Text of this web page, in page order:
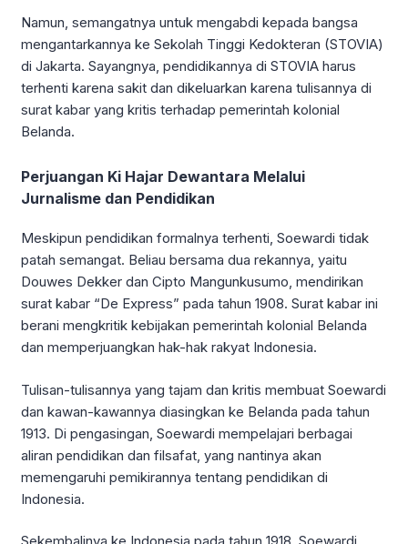
Namun, semangatnya untuk mengabdi kepada bangsa
mengantarkannya ke Sekolah Tinggi Kedokteran (STOVIA)
di Jakarta. Sayangnya, pendidikannya di STOVIA harus
terhenti karena sakit dan dikeluarkan karena tulisannya di
surat kabar yang kritis terhadap pemerintah kolonial
Belanda.
Perjuangan Ki Hajar Dewantara Melalui
Jurnalisme dan Pendidikan
Meskipun pendidikan formalnya terhenti, Soewardi tidak
patah semangat. Beliau bersama dua rekannya, yaitu
Douwes Dekker dan Cipto Mangunkusumo, mendirikan
surat kabar “De Express” pada tahun 1908. Surat kabar ini
berani mengkritik kebijakan pemerintah kolonial Belanda
dan memperjuangkan hak-hak rakyat Indonesia.
Tulisan-tulisannya yang tajam dan kritis membuat Soewardi
dan kawan-kawannya diasingkan ke Belanda pada tahun
1913. Di pengasingan, Soewardi mempelajari berbagai
aliran pendidikan dan filsafat, yang nantinya akan
memengaruhi pemikirannya tentang pendidikan di
Indonesia.